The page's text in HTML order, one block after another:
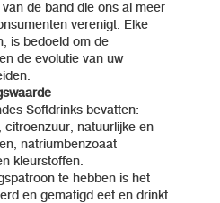
van de band die ons al meer
verenigt. Elke
is bedoeld om de
de evolutie van uw
Softdrinks bevatten:
citroenzuur, natuurlijke en
natriumbenzoaat
kleurstoffen.
te hebben is het
en gematigd eet en drinkt.